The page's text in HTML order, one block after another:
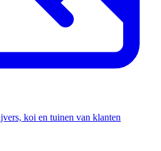
koi en tuinen van klanten